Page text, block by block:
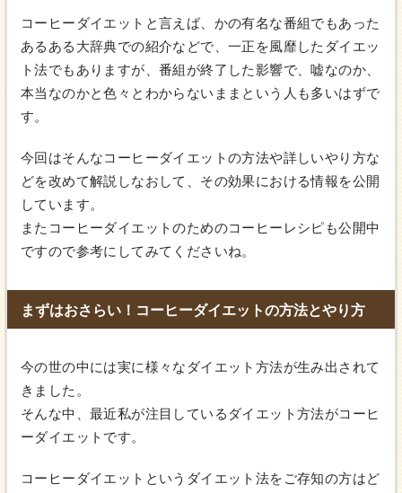
コーヒーダイエットと言えば、かの有名な番組でもあった
あるある大辞典での紹介などで、一正を風靡したダイエッ
ト法でもありますが、番組が終了した影響で、嘘なのか、
本当なのかと色々とわからないままという人も多いはずで
す。
今回はそんなコーヒーダイエットの方法や詳しいやり方な
どを改めて解説しなおして、その効果における情報を公開
しています。
またコーヒーダイエットのためのコーヒーレシピも公開中
ですので参考にしてみてくださいね。
まずはおさらい！コーヒーダイエットの方法とやり方
今の世の中には実に様々なダイエット方法が生み出されて
きました。
そんな中、最近私が注目しているダイエット方法がコーヒ
ーダイエットです。
コーヒーダイエットというダイエット法をご存知の方はど